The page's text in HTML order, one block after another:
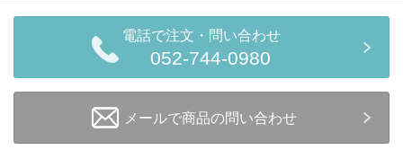
ヘルプページ
お問い合せ
ログイン/マイページ
電話で注文・問い合わせ
052-744-0980
メールで商品の問い合わせ